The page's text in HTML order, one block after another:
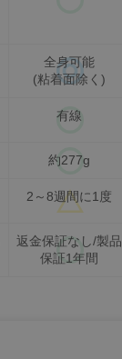
全身可能
(粘着面除く)
有線
約277g
2～8週間に1度
返金保証なし/製品
保証1年間